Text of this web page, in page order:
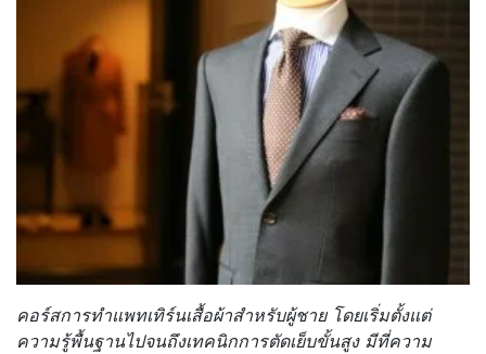
คอร์สการทำแพทเทิร์นเสื้อผ้าสำหรับผู้ชาย โดยเริ่มตั้งแต่
ความรู้พื้นฐานไปจนถึงเทคนิกการตัดเย็บขั้นสูง มีที่ความ